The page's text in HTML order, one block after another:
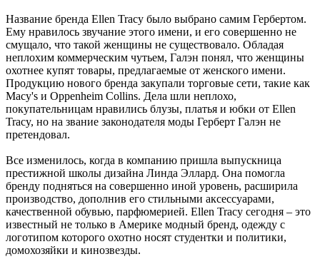
Название бренда Ellen Tracy было выбрано самим Гербертом.
Ему нравилось звучание этого имени, и его совершенно не
смущало, что такой женщины не существовало. Обладая
неплохим коммерческим чутьем, Галэн понял, что женщины
охотнее купят товары, предлагаемые от женского имени.
Продукцию нового бренда закупали торговые сети, такие как
Macy's и Oppenheim Collins. Дела шли неплохо,
покупательницам нравились блузы, платья и юбки от Ellen
Tracy, но на звание законодателя моды Герберт Галэн не
претендовал.
Все изменилось, когда в компанию пришла выпускница
престижной школы дизайна Линда Эллард. Она помогла
бренду подняться на совершенно иной уровень, расширила
производство, дополнив его стильными аксессуарами,
качественной обувью, парфюмерией. Ellen Tracy сегодня – это
известный не только в Америке модный бренд, одежду с
логотипом которого охотно носят студентки и политики,
домохозяйки и кинозвезды.